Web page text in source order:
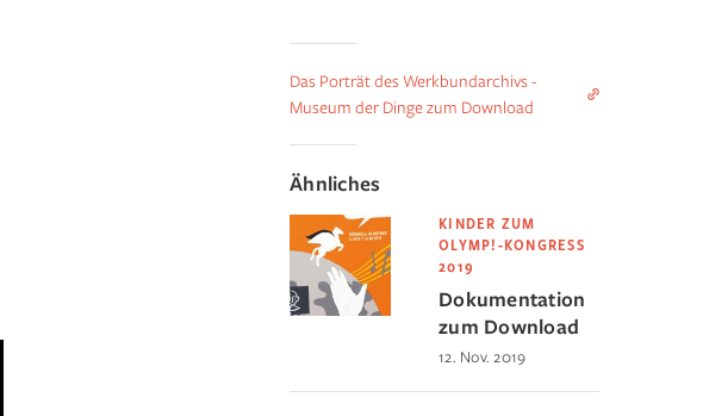
Das Porträt des Werkbundarchivs -
Museum der Dinge zum Download
Ähnliches
KINDER ZUM
OLYMP!-KONGRESS
2019
Dokumentation
zum Download
12. Nov. 2019